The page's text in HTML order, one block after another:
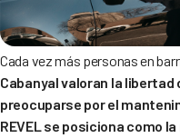
Cada vez más personas en
Cabanyal valoran la
preocuparse por el
REVEL se posiciona como